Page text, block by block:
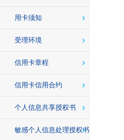
用卡须知
受理环境
信用卡章程
信用卡信用合约
个人信息共享授权书
敏感个人信息处理授权书